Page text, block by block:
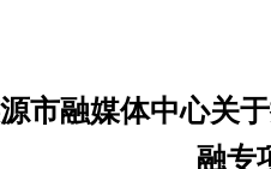
市融媒体中心关
融专